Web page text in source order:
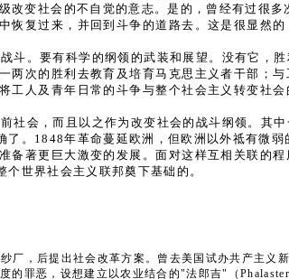
变社会的不自觉的意志。是的，曾经有过很
复过来，并回到斗争的道路去。这是很显然
。要有科学的纲领的武装和展望。没有它，
次的胜利去教育及培育马克思主义者干部；
人及青年日常的斗争与整个社会主义转变社
会，而且以之作为改变社会的战斗纲领。其
。1848年革命蔓延欧洲，但欧洲以外祗有微
著更巨大激变的发展。面对这样互相关联的
世界社会主义联邦奠下基础的。
厂，后提出社会改革方案。曾去美国试办共产主
罪恶，设想建立以农业结合的"法郎吉"（